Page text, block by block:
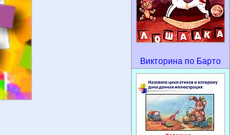
Викторина по Барто